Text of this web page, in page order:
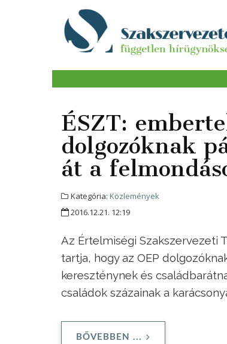
ÉSZT:
dolgozóknak
át a
Kategória: Közlemények
2016.12.21. 12:19
Az Értelmiségi Szakszervezeti
tartja, hogy az OEP
kereszténynek és
családok százainak a
BŐVEBBEN ...